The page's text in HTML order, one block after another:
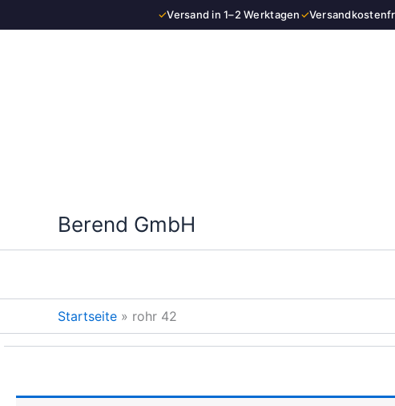
✓Versand in 1–2 Werktagen✓
Inhalt
Berend GmbH
Startseite » rohr 42